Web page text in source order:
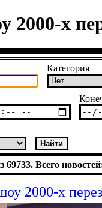
2000-х
Категория
69733. Всего
2000-х